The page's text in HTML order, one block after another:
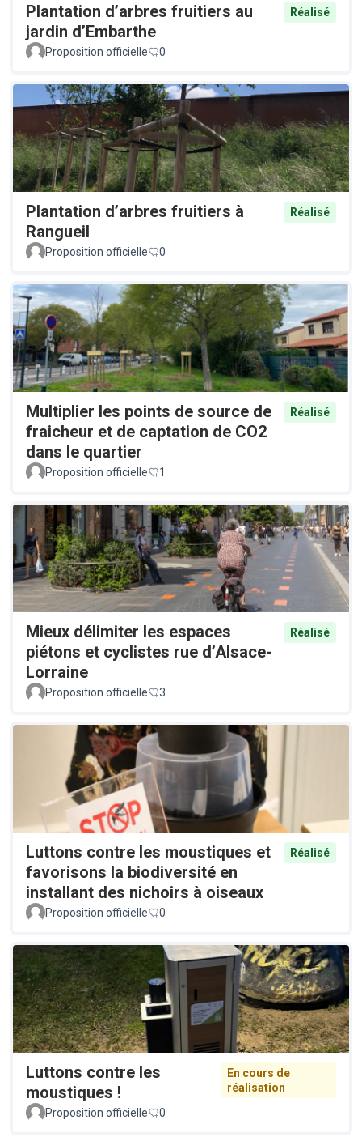
Plantation d’arbres fruitiers au
jardin d’Embarthe
Réalisé
Proposition officielle 0
Plantation d’arbres fruitiers à
Rangueil
Réalisé
Proposition officielle 0
Multiplier les points de source de
fraicheur et de captation de CO2
dans le quartier
Réalisé
Proposition officielle 1
Mieux délimiter les espaces
piétons et cyclistes rue d’Alsace-
Lorraine
Réalisé
Proposition officielle 3
Luttons contre les moustiques et
favorisons la biodiversité en
installant des nichoirs à oiseaux
Réalisé
Proposition officielle 0
Luttons contre les
moustiques !
En cours de
réalisation
Proposition officielle
0